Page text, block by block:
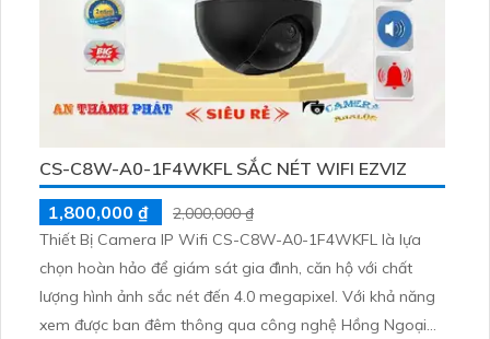
CS-C8W-A0-1F4WKFL SẮC NÉT WIFI EZVIZ
1,800,000 ₫
2,000,000 ₫
Thiết Bị Camera IP Wifi CS-C8W-A0-1F4WKFL là lựa
chọn hoàn hảo để giám sát gia đình, căn hộ với chất
lượng hình ảnh sắc nét đến 4.0 megapixel. Với khả năng
xem được ban đêm thông qua công nghệ Hồng Ngoại